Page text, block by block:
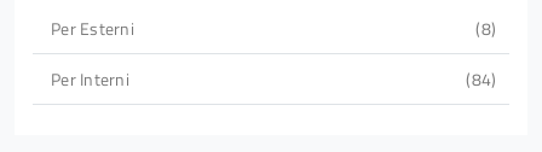
Per Esterni
8
Per Interni
84